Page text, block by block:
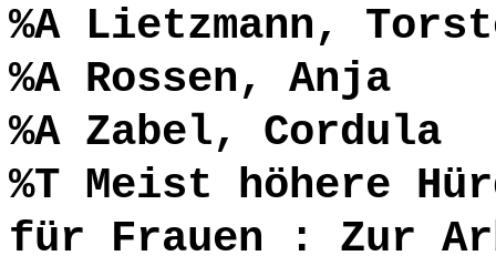
%A Lietzmann,
%A Rossen, Anja
%A Zabel, Cordula
%T Meist höhere
für Frauen : Zur